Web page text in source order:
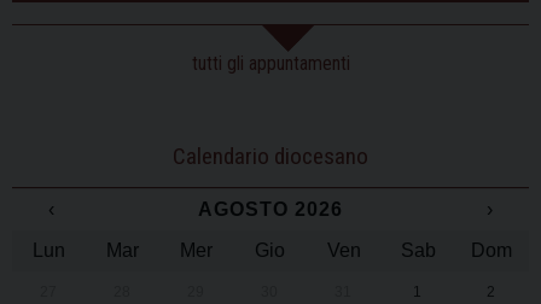
tutti gli appuntamenti
Calendario diocesano
‹ AGOSTO 2026
›
Lun
Mar Mer Gio Ven Sab Dom
1 2